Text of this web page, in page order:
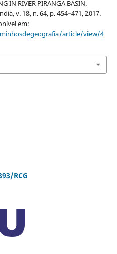
IN RIVER PIRANGA BASIN.
v. 18, n. 64, p. 454–471, 2017.
em:
article/view/4
RCG